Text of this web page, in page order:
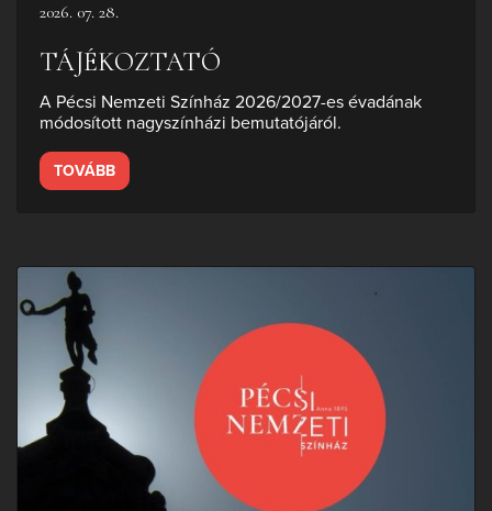
2026. 07. 28.
TÁJÉKOZTATÓ
A Pécsi Nemzeti Színház 2026/2027-es évadának
módosított nagyszínházi bemutatójáról.
TOVÁBB